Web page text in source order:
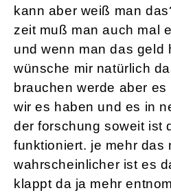
kann aber weiß man
zeit muß man auch mal
und wenn man das geld
wünsche mir natürlich
brauchen werde aber
wir es haben und es in
der forschung soweit ist
funktioniert. je mehr das
wahrscheinlicher ist es
klappt da ja mehr